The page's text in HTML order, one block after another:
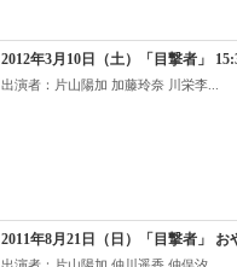
2012年3月10日（土）「目撃者」
出演者：片山陽加 加藤玲奈 川栄李...
2011年8月21日（日）「目撃者」 お